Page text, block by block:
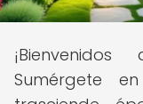
Sumérgete